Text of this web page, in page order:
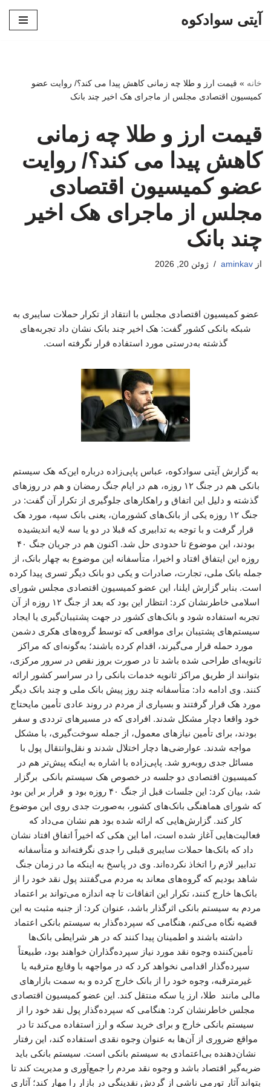
آیتی سوادکوه
خانه » قیمت ارز و طلا چه زمانی کاهش پیدا می کند؟/ روایت عضو
کمیسیون اقتصادی مجلس از ماجرای هک اخیر چند بانک
قیمت ارز و طلا چه زمانی
کاهش پیدا می کند؟/ روایت
عضو کمیسیون اقتصادی
مجلس از ماجرای هک اخیر
چند بانک
از aminkav ژوئن 20, 2026
عضو کمیسیون اقتصادی مجلس با انتقاد از تکرار حملات سایبری به
شبکه بانکی کشور گفت: هک اخیر چند بانک نشان داد تجربه‌های
گذشته به‌درستی مورد استفاده قرار نگرفته است.
به گزارش آیتی سوادکوه، عباس پاپی‌زاده درباره این‌که هک سیستم
بانکی هم در جنگ ۱۲ روزه، هم در ایام جنگ رمضان و هم در روزهای
گذشته و دلیل این اتفاق و راهکارهای جلوگیری از تکرار آن گفت: در
جنگ ۱۲ روزه یکی از بانک‌های کشورمان، یعنی بانک سپه، مورد هک
قرار گرفت و با توجه به تدابیری که قبلا در دو یا سه لایه اندیشیده
بودند، این موضوع تا حدودی حل شد. اکنون هم در جریان جنگ ۴۰
روزه این ایتفاق افتاد و اخیرا، متأسفانه این موضوع به چهار بانک، از
جمله بانک ملی، تجارت، صادرات و یکی دو بانک دیگر تسری پیدا کرده
است. بنابر گزارش ایلنا، این عضو کمیسیون اقتصادی مجلس شورای
اسلامی خاطرنشان کرد: انتظار این بود که بعد از جنگ ۱۲ روزه از آن
تجربه استفاده شود و بانک‌های کشور در جهت پشتیبان‌گیری یا ایجاد
سیستم‌های پشتیبان برای مواقعی که توسط گروه‌های هکری دشمن
مورد حمله قرار می‌گیرند، اقدام کرده باشند؛ به‌گونه‌ای که مراکز
ثانویه‌ای طراحی شده باشد تا در صورت بروز نقص در سرور مرکزی،
بتوانند از طریق مراکز ثانویه خدمات بانکی را در سراسر کشور ارائه
کنند. وی ادامه داد: متأسفانه چند روز پیش بانک ملی و چند بانک دیگر
مورد هک قرار گرفتند و بسیاری از مردم در روند عادی تأمین مایحتاج
خود واقعا دچار مشکل شدند. افرادی که در مسیرهای ترددی و سفر
بودند، برای تأمین نیازهای معمول، از جمله سوخت‌گیری، با مشکل
مواجه شدند. عوارضی‌ها دچار اختلال شدند و نقل‌وانتقال پول با
مسائل جدی روبه‌رو شد. پاپی‌زاده با اشاره به اینکه پیش‌تر هم در
کمیسیون اقتصادی دو جلسه در خصوص هک سیستم بانکی برگزار
شد، بیان کرد: این جلسات قبل از جنگ ۴۰ روزه بود و قرار بر این بود
که شورای هماهنگی بانک‌های کشور، به‌صورت جدی روی این موضوع
کار کند. گزارش‌هایی که ارائه شده بود هم نشان می‌داد که
فعالیت‌هایی آغاز شده است، اما این هکی که اخیراً اتفاق افتاد نشان
داد که بانک‌ها حملات سایبری قبلی را جدی نگرفته‌اند و متأسفانه
تدابیر لازم را اتخاذ نکرده‌اند. وی در پاسخ به اینکه ما در زمان جنگ
شاهد بودیم که گروه‌های معاند به مردم می‌گفتند پول نقد خود را از
بانک‌ها خارج کنند، تکرار این اتفاقات تا چه اندازه می‌تواند بر اعتماد
مردم به سیستم بانکی اثرگذار باشد، عنوان کرد: از جنبه مثبت به این
قضیه نگاه می‌کنم، هنگامی که سپرده‌گذار به سیستم بانکی اعتماد
داشته باشند و اطمینان پیدا کنند که در هر شرایطی بانک‌ها
تأمین‌کننده وجوه نقد مورد نیاز سپرده‌گذاران خواهند بود، طبیعتاً
سپرده‌گذار اقدامی نخواهد کرد که در مواجهه با وقایع مترقبه یا
غیرمترقبه، وجوه خود را از بانک خارج کرده و به سمت بازارهای
مالی مانند طلا، ارز یا سکه منتقل کند. این عضو کمیسیون اقتصادی
مجلس خاطرنشان کرد: هنگامی که سپرده‌گذار پول نقد خود را از
سیستم بانکی خارج و برای خرید سکه و ارز استفاده می‌کند تا در
مواقع ضروری از آن‌ها به عنوان وجوه نقدی استفاده کند، این رفتار
نشان‌دهنده بی‌اعتمادی به سیستم بانکی است. سیستم بانکی باید
ضربه‌گیر اقتصاد باشد و وجوه نقد مردم را جمع‌آوری و مدیریت کند تا
بتواند آثار تورمی ناشی از گردش نقدینگی در بازار را مهار کند؛ آثاری